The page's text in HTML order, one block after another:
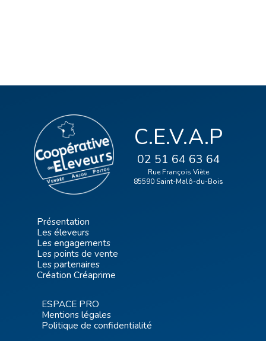
C.E.V.A.P
02 51 64 63 64
Rue François Viète
85590 Saint-Malô-du-Bois
Présentation
Les éleveurs
Les engagements
Les points de vente
Les partenaires
Création Créaprime
ESPACE PRO
Mentions légales
Politique de confidentialité